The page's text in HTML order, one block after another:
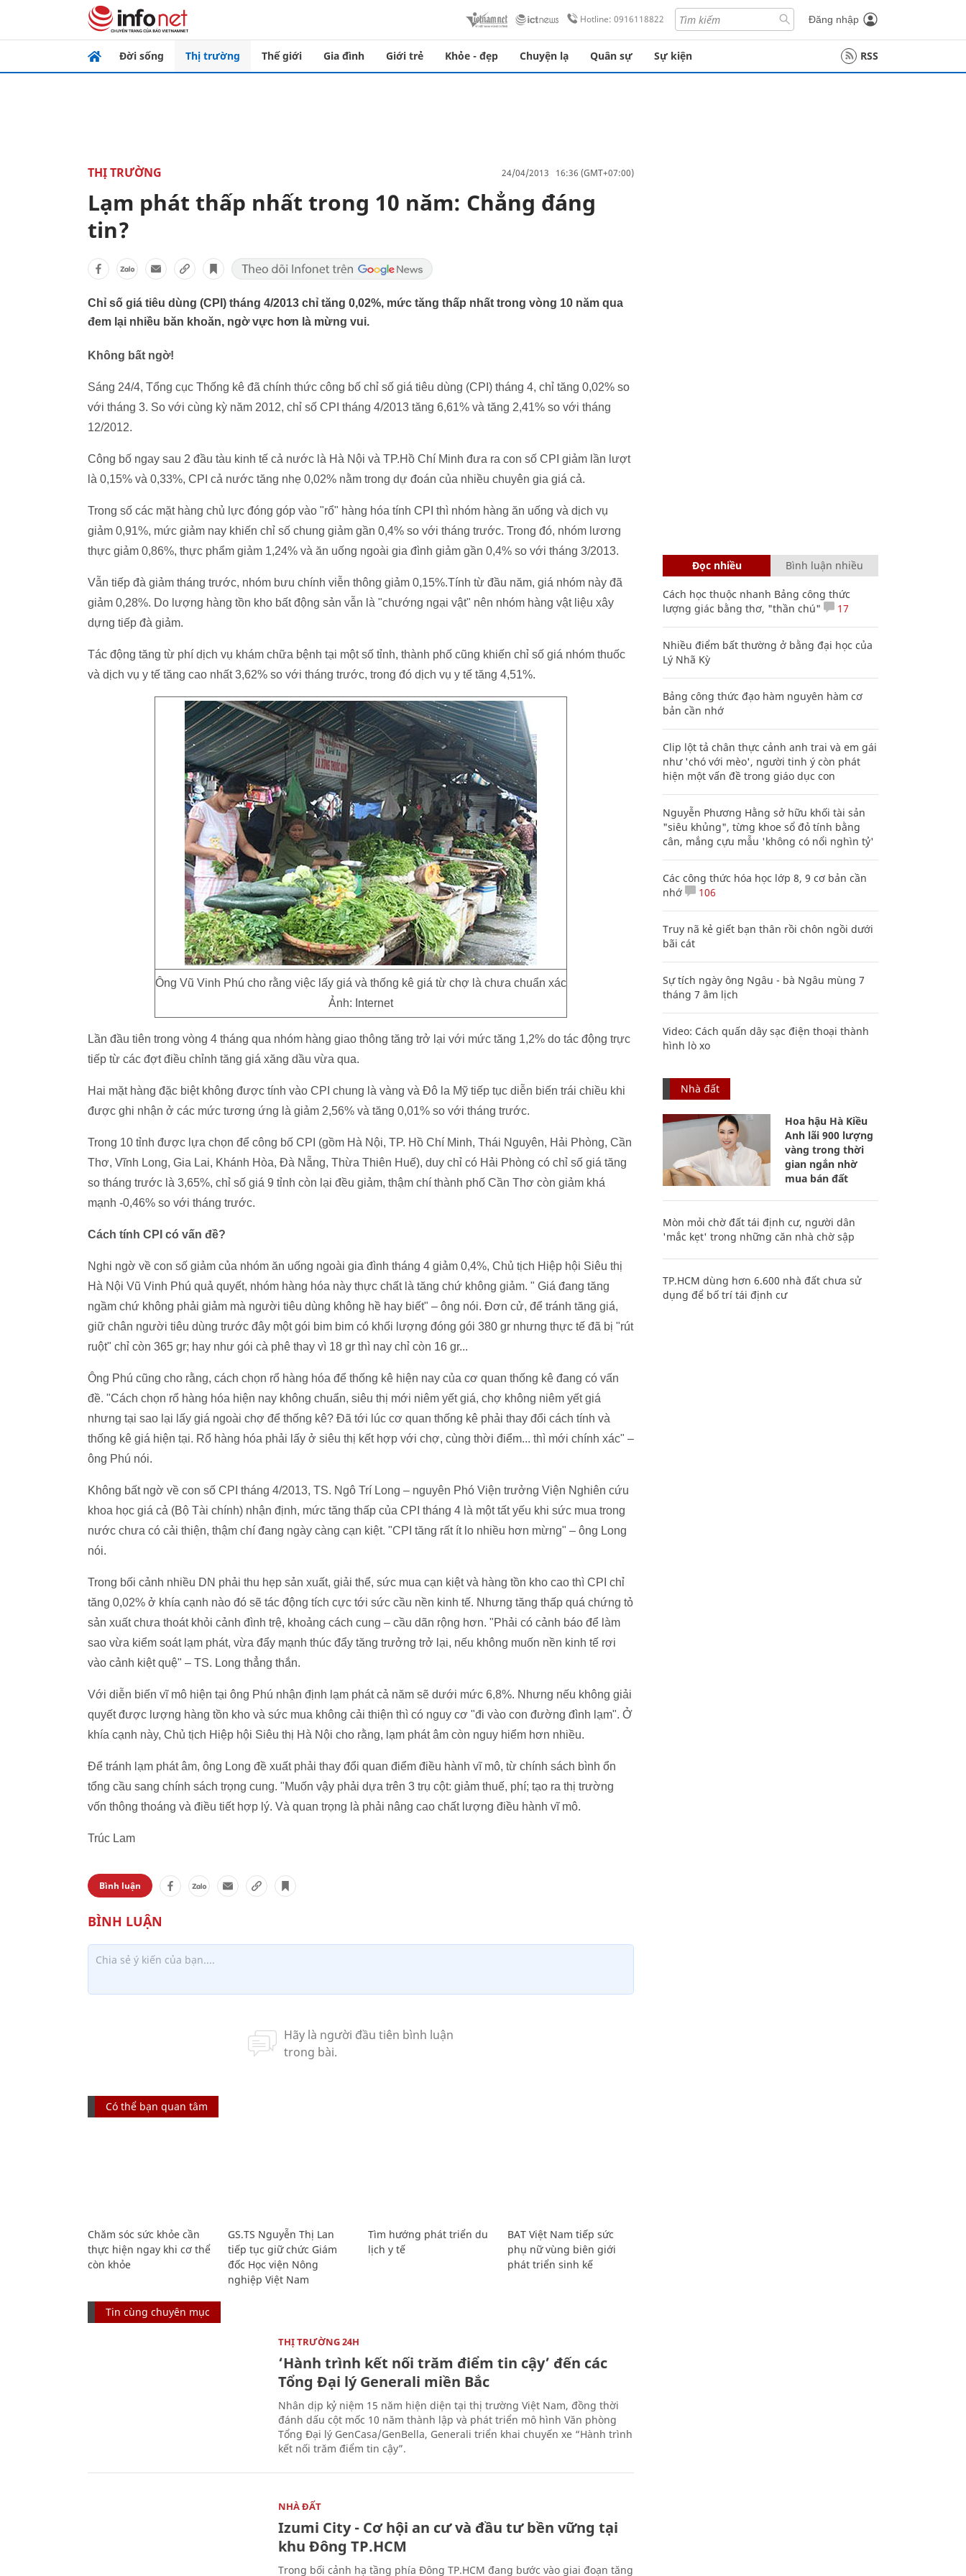
Hotline: 0916118822 Đăng nhập
Đời sống Thị trường Thế giới Gia đình Giới trẻ Khỏe - đẹp Chuyện lạ Quân sự Sự kiện RSS
THỊ TRƯỜNG 24/04/2013 16:36 (GMT+07:00)
Lạm phát thấp nhất trong 10 năm: Chẳng đáng
tin?
Chỉ số giá tiêu dùng (CPI) tháng 4/2013 chỉ tăng 0,02%, mức tăng thấp nhất trong vòng 10 năm qua
đem lại nhiều băn khoăn, ngờ vực hơn là mừng vui.
Không bất ngờ!
Sáng 24/4, Tổng cục Thống kê đã chính thức công bố chỉ số giá tiêu dùng (CPI) tháng 4, chỉ tăng 0,02% so
với tháng 3. So với cùng kỳ năm 2012, chỉ số CPI tháng 4/2013 tăng 6,61% và tăng 2,41% so với tháng
12/2012.
Công bố ngay sau 2 đầu tàu kinh tế cả nước là Hà Nội và TP.Hồ Chí Minh đưa ra con số CPI giảm lần lượt
là 0,15% và 0,33%, CPI cả nước tăng nhẹ 0,02% nằm trong dự đoán của nhiều chuyên gia giá cả.
Trong số các mặt hàng chủ lực đóng góp vào "rổ" hàng hóa tính CPI thì nhóm hàng ăn uống và dịch vụ
giảm 0,91%, mức giảm nay khiến chỉ số chung giảm gần 0,4% so với tháng trước. Trong đó, nhóm lương
thực giảm 0,86%, thực phẩm giảm 1,24% và ăn uống ngoài gia đình giảm gần 0,4% so với tháng 3/2013.
Vẫn tiếp đà giảm tháng trước, nhóm bưu chính viễn thông giảm 0,15%.Tính từ đầu năm, giá nhóm này đã
giảm 0,28%. Do lượng hàng tồn kho bất động sản vẫn là "chướng ngại vật" nên nhóm hàng vật liệu xây
dựng tiếp đà giảm.
Tác động tăng từ phí dịch vụ khám chữa bệnh tại một số tỉnh, thành phố cũng khiến chỉ số giá nhóm thuốc
và dịch vụ y tế tăng cao nhất 3,62% so với tháng trước, trong đó dịch vụ y tế tăng 4,51%.
Ông Vũ Vinh Phú cho rằng việc lấy giá và thống kê giá từ chợ là chưa chuẩn xác
Ảnh: Internet
Lần đầu tiên trong vòng 4 tháng qua nhóm hàng giao thông tăng trở lại với mức tăng 1,2% do tác động trực
tiếp từ các đợt điều chỉnh tăng giá xăng dầu vừa qua.
Hai mặt hàng đặc biệt không được tính vào CPI chung là vàng và Đô la Mỹ tiếp tục diễn biến trái chiều khi
được ghi nhận ở các mức tương ứng là giảm 2,56% và tăng 0,01% so với tháng trước.
Trong 10 tỉnh được lựa chọn để công bố CPI (gồm Hà Nội, TP. Hồ Chí Minh, Thái Nguyên, Hải Phòng, Cần
Thơ, Vĩnh Long, Gia Lai, Khánh Hòa, Đà Nẵng, Thừa Thiên Huế), duy chỉ có Hải Phòng có chỉ số giá tăng
so tháng trước là 3,65%, chỉ số giá 9 tỉnh còn lại đều giảm, thậm chí thành phố Cần Thơ còn giảm khá
mạnh -0,46% so với tháng trước.
Cách tính CPI có vấn đề?
Nghi ngờ về con số giảm của nhóm ăn uống ngoài gia đình tháng 4 giảm 0,4%, Chủ tịch Hiệp hội Siêu thị
Hà Nội Vũ Vinh Phú quả quyết, nhóm hàng hóa này thực chất là tăng chứ không giảm. " Giá đang tăng
ngầm chứ không phải giảm mà người tiêu dùng không hề hay biết" – ông nói. Đơn cử, để tránh tăng giá,
giữ chân người tiêu dùng trước đây một gói bim bim có khối lượng đóng gói 380 gr nhưng thực tế đã bị "rút
ruột" chỉ còn 365 gr; hay như gói cà phê thay vì 18 gr thì nay chỉ còn 16 gr...
Ông Phú cũng cho rằng, cách chọn rổ hàng hóa để thống kê hiện nay của cơ quan thống kê đang có vấn
đề. "Cách chọn rổ hàng hóa hiện nay không chuẩn, siêu thị mới niêm yết giá, chợ không niêm yết giá
nhưng tại sao lại lấy giá ngoài chợ để thống kê? Đã tới lúc cơ quan thống kê phải thay đổi cách tính và
thống kê giá hiện tại. Rổ hàng hóa phải lấy ở siêu thị kết hợp với chợ, cùng thời điểm... thì mới chính xác" –
ông Phú nói.
Không bất ngờ về con số CPI tháng 4/2013, TS. Ngô Trí Long – nguyên Phó Viện trưởng Viện Nghiên cứu
khoa học giá cả (Bộ Tài chính) nhận định, mức tăng thấp của CPI tháng 4 là một tất yếu khi sức mua trong
nước chưa có cải thiện, thậm chí đang ngày càng cạn kiệt. "CPI tăng rất ít lo nhiều hơn mừng" – ông Long
nói.
Trong bối cảnh nhiều DN phải thu hẹp sản xuất, giải thể, sức mua cạn kiệt và hàng tồn kho cao thì CPI chỉ
tăng 0,02% ở khía cạnh nào đó sẽ tác động tích cực tới sức cầu nền kinh tế. Nhưng tăng thấp quá chứng tỏ
sản xuất chưa thoát khỏi cảnh đình trệ, khoảng cách cung – cầu dãn rộng hơn. "Phải có cảnh báo để làm
sao vừa kiểm soát lạm phát, vừa đẩy mạnh thúc đẩy tăng trưởng trở lại, nếu không muốn nền kinh tế rơi
vào cảnh kiệt quệ" – TS. Long thẳng thắn.
Với diễn biến vĩ mô hiện tại ông Phú nhận định lạm phát cả năm sẽ dưới mức 6,8%. Nhưng nếu không giải
quyết được lượng hàng tồn kho và sức mua không cải thiện thì có nguy cơ "đi vào con đường đình lạm". Ở
khía cạnh này, Chủ tịch Hiệp hội Siêu thị Hà Nội cho rằng, lạm phát âm còn nguy hiểm hơn nhiều.
Để tránh lạm phát âm, ông Long đề xuất phải thay đổi quan điểm điều hành vĩ mô, từ chính sách bình ổn
tổng cầu sang chính sách trọng cung. "Muốn vậy phải dựa trên 3 trụ cột: giảm thuế, phí; tạo ra thị trường
vốn thông thoáng và điều tiết hợp lý. Và quan trọng là phải nâng cao chất lượng điều hành vĩ mô.
Trúc Lam
Bình luận
Có thể bạn quan tâm
Chăm sóc sức khỏe cần
thực hiện ngay khi cơ thể
còn khỏe
GS.TS Nguyễn Thị Lan
tiếp tục giữ chức Giám
đốc Học viện Nông
nghiệp Việt Nam
Tìm hướng phát triển du
lịch y tế
BAT Việt Nam tiếp sức
phụ nữ vùng biên giới
phát triển sinh kế
Tin cùng chuyên mục
THỊ TRƯỜNG 24H
‘Hành trình kết nối trăm điểm tin cậy’ đến các
Tổng Đại lý Generali miền Bắc
Nhân dịp kỷ niệm 15 năm hiện diện tại thị trường Việt Nam, đồng thời
đánh dấu cột mốc 10 năm thành lập và phát triển mô hình Văn phòng
Tổng Đại lý GenCasa/GenBella, Generali triển khai chuyến xe “Hành trình
kết nối trăm điểm tin cậy”.
NHÀ ĐẤT
Izumi City - Cơ hội an cư và đầu tư bền vững tại
khu Đông TP.HCM
Trong bối cảnh hạ tầng phía Đông TP.HCM đang bước vào giai đoạn tăng
Đọc nhiều Bình luận nhiều
Cách học thuộc nhanh Bảng công thức
lượng giác bằng thơ, "thần chú"
17
Nhiều điểm bất thường ở bằng đại học của
Lý Nhã Kỳ
Bảng công thức đạo hàm nguyên hàm cơ
bản cần nhớ
Clip lột tả chân thực cảnh anh trai và em gái
như 'chó với mèo', người tinh ý còn phát
hiện một vấn đề trong giáo dục con
Nguyễn Phương Hằng sở hữu khối tài sản
"siêu khủng", từng khoe sổ đỏ tính bằng
cân, mắng cựu mẫu 'không có nổi nghìn tỷ'
Các công thức hóa học lớp 8, 9 cơ bản cần
nhớ
106
Truy nã kẻ giết bạn thân rồi chôn ngồi dưới
bãi cát
Sự tích ngày ông Ngâu - bà Ngâu mùng 7
tháng 7 âm lịch
Video: Cách quấn dây sạc điện thoại thành
hình lò xo
Nhà đất
Hoa hậu Hà Kiều
Anh lãi 900 lượng
vàng trong thời
gian ngắn nhờ
mua bán đất
Mòn mỏi chờ đất tái định cư, người dân
'mắc kẹt' trong những căn nhà chờ sập
TP.HCM dùng hơn 6.600 nhà đất chưa sử
dụng để bố trí tái định cư